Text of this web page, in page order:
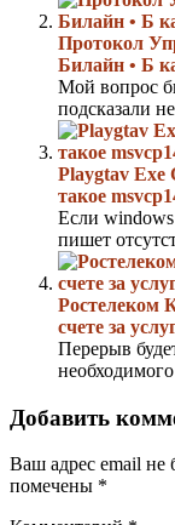
Протокол
Билайн • Б
Мой вопрос
подсказали
Playgtav Exe
такое
Если
пишет
Ростелеком
счете за
Перерыв
Добавить
Ваш адрес email не
помечены *